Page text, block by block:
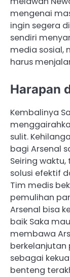
mengenai
ingin segera
sendiri
media sosial,
harus
Harapan
Kembalinya
sulit.
bagi Arsenal
Seiring
solusi efektif
Tim medis
pemulihan
Arsenal bisa
baik Saka
membawa
berkelanjutan
sebagai
benteng